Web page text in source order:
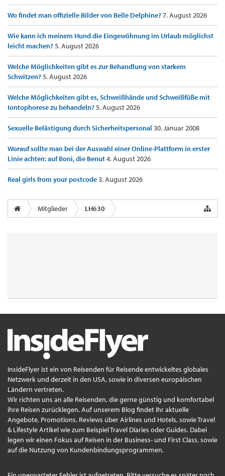
Wo findet man offizielle Bilder von Belle Delphine?7. August 2026
Wie kann ich meinem Hund die Eingewöhnung im Urlaub möglichst
leicht machen?5. August 2026
Welche Möglichkeiten gibt es zur Behandlung von starkem
Schwitzen?5. August 2026
Welche Möglichkeiten gibt es, Schweißhände und Schweißfüße mit
Iontophorese zu behandeln?5. August 2026
Sexuelle Belästigung durch Sicherheitspersonal 30. Januar 2008
Worauf sollte man bei der Auswahl einer Online-Plattform in erster
Linie achten: auf Boni, die Benut4. August 2026
Real girls from your postcode3. August 2026
Mitglieder LH630
InsideFlyer ist ein von Reisenden für Reisende entwickeltes globales
Netzwerk und derzeit in den USA, sowie in diversen europäischen
Ländern vertreten.
Wir richten uns an alle Reisenden, die gerne günstig und komfortabel
ihre Reisen zurücklegen. Auf unserem Blog findet Ihr aktuelle
Angebote, Promotions, Reviews über Airlines und Hotels, sowie Travel
& Lifestyle Artikel wie zum Beispiel Travel Diaries oder Guides. Dabei
legen wir einen Fokus auf Reisen in der Business- und First Class, sowie
auf die Nutzung von Kundenbindungsprogrammen.